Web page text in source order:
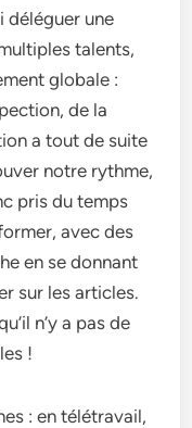
déléguer une
talents,
globale :
de la
a tout de suite
notre rythme,
pris du temps
avec des
en se donnant
sur les articles.
n’y a pas de
!
: en télétravail,